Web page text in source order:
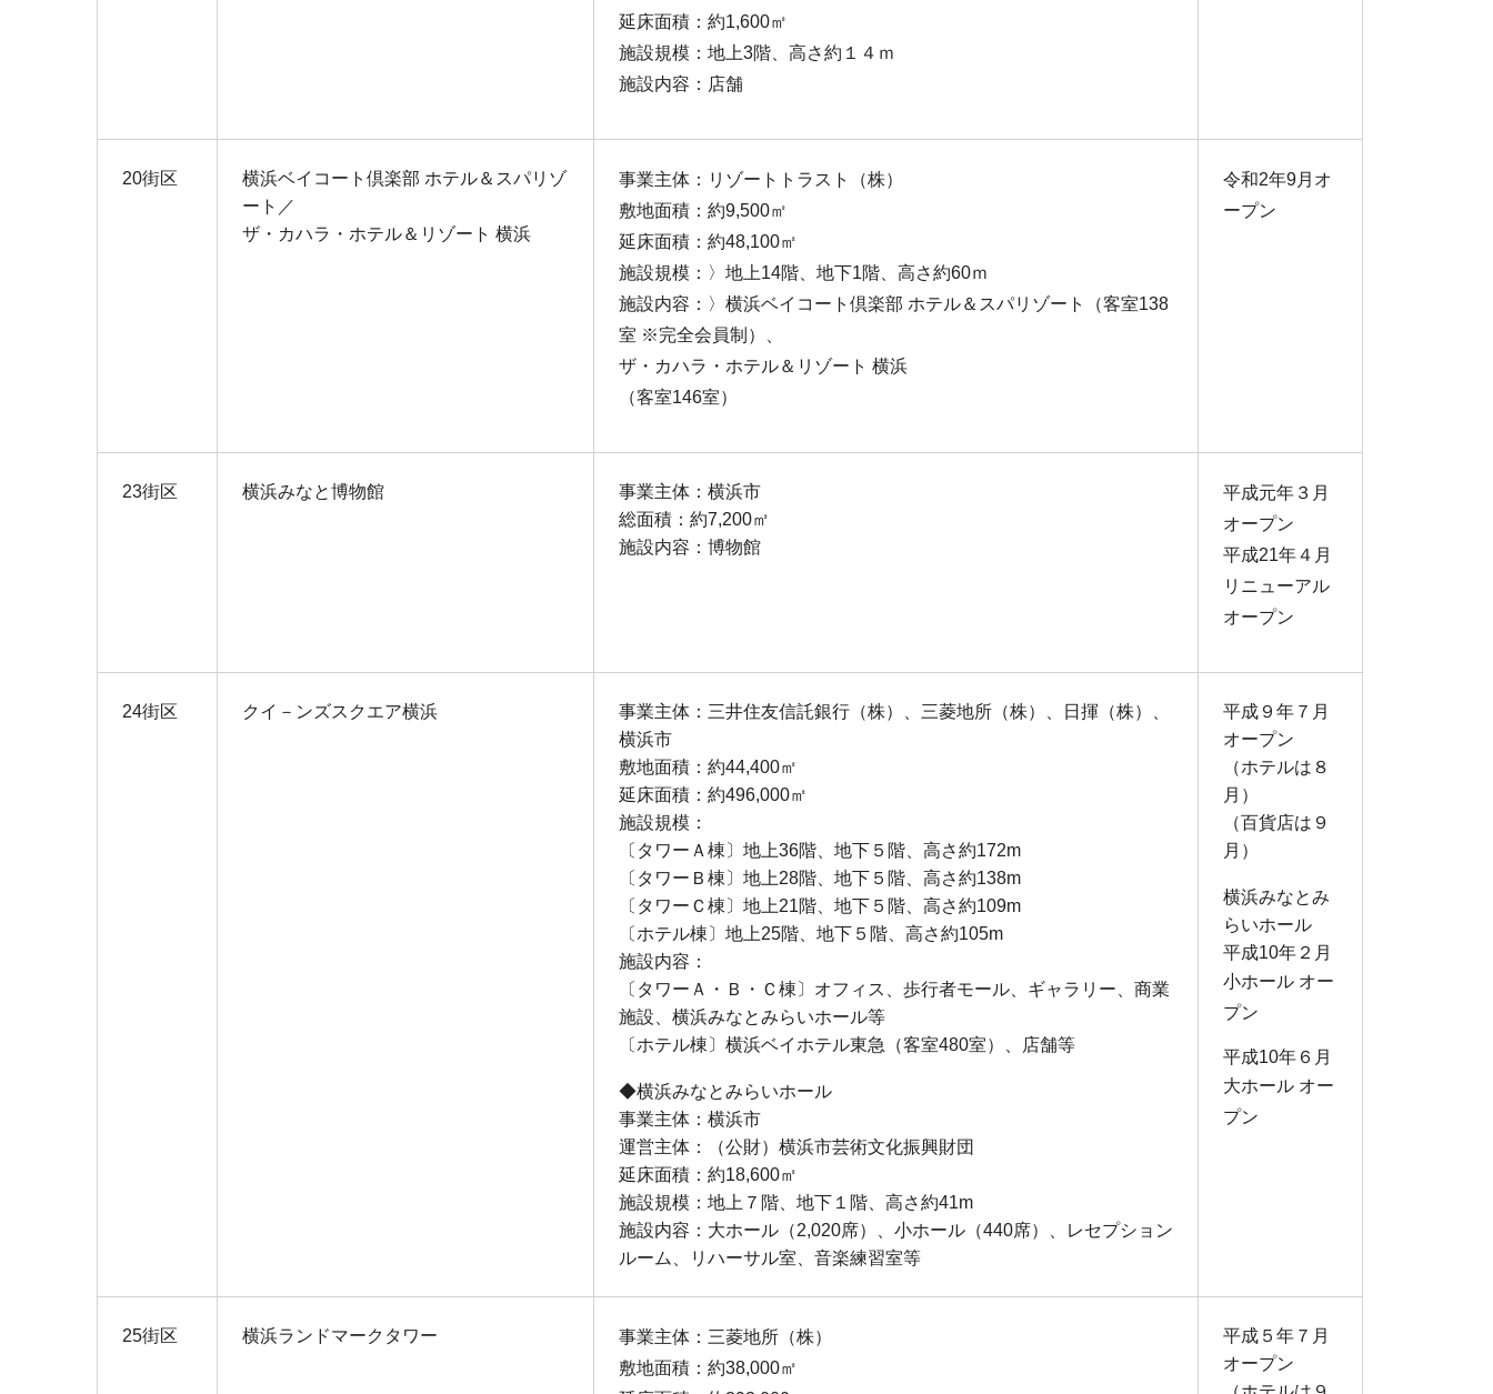
延床面積：約1,600㎡
施設規模：地上3階、高さ約１４ｍ
施設内容：店舗
20街区
横浜ベイコート倶楽部 ホテル＆スパリゾ
ート／
ザ・カハラ・ホテル＆リゾート 横浜
事業主体：リゾートトラスト（株）
敷地面積：約9,500㎡
延床面積：約48,100㎡
施設規模：〉地上14階、地下1階、高さ約60ｍ
施設内容：〉横浜ベイコート倶楽部 ホテル＆スパリゾート（客室138
室 ※完全会員制）、
ザ・カハラ・ホテル＆リゾート 横浜
（客室146室）
令和2年9月オ
ープン
23街区 横浜みなと博物館
事業主体：横浜市
総面積：約7,200㎡
施設内容：博物館
平成元年３月
オープン
平成21年４月
リニューアル
オープン
24街区 クイ－ンズスクエア横浜
事業主体：三井住友信託銀行（株）、三菱地所（株）、日揮（株）、
横浜市
敷地面積：約44,400㎡
延床面積：約496,000㎡
施設規模：
〔タワーＡ棟〕地上36階、地下５階、高さ約172m
〔タワーＢ棟〕地上28階、地下５階、高さ約138m
〔タワーＣ棟〕地上21階、地下５階、高さ約109m
〔ホテル棟〕地上25階、地下５階、高さ約105m
施設内容：
〔タワーＡ・Ｂ・Ｃ棟〕オフィス、歩行者モール、ギャラリー、商業
施設、横浜みなとみらいホール等
〔ホテル棟〕横浜ベイホテル東急（客室480室）、店舗等
◆横浜みなとみらいホール
事業主体：横浜市
運営主体：（公財）横浜市芸術文化振興財団
延床面積：約18,600㎡
施設規模：地上７階、地下１階、高さ約41m
施設内容：大ホール（2,020席）、小ホール（440席）、レセプション
ルーム、リハーサル室、音楽練習室等
平成９年７月
オープン
（ホテルは８
月）
（百貨店は９
月）
横浜みなとみ
らいホール
平成10年２月
小ホール オー
プン
平成10年６月
大ホール オー
プン
25街区 横浜ランドマークタワー
事業主体：三菱地所（株）
敷地面積：約38,000㎡
平成５年７月
オープン